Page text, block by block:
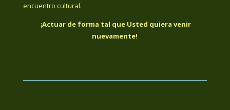
encuentro cultural.
¡Actuar de forma tal que Usted quiera venir
nuevamente!